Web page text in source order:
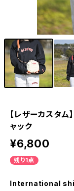
【レザーカスタ
ャック
¥6,800
残り1点
International